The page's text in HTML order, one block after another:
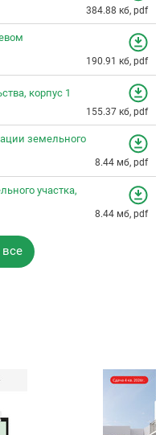
384.88 кб, pdf
190.91 кб, pdf
корпус 1
155.37 кб, pdf
земельного
8.44 мб, pdf
участка,
8.44 мб, pdf